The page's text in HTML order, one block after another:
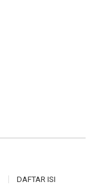
DAFTAR ISI